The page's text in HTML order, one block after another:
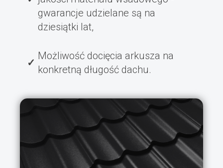
gwarancje udzielane są na
dziesiątki lat,
Możliwość docięcia arkusza na
konkretną długość dachu.